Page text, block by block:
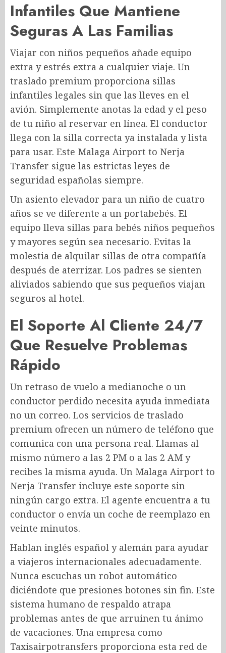
Infantiles Que Mantiene
Seguras A Las Familias
Viajar con niños pequeños añade equipo
extra y estrés extra a cualquier viaje. Un
traslado premium proporciona sillas
infantiles legales sin que las lleves en el
avión. Simplemente anotas la edad y el peso
de tu niño al reservar en línea. El conductor
llega con la silla correcta ya instalada y lista
para usar. Este Malaga Airport to Nerja
Transfer sigue las estrictas leyes de
seguridad españolas siempre.
Un asiento elevador para un niño de cuatro
años se ve diferente a un portabebés. El
equipo lleva sillas para bebés niños pequeños
y mayores según sea necesario. Evitas la
molestia de alquilar sillas de otra compañía
después de aterrizar. Los padres se sienten
aliviados sabiendo que sus pequeños viajan
seguros al hotel.
El Soporte Al Cliente 24/7
Que Resuelve Problemas
Rápido
Un retraso de vuelo a medianoche o un
conductor perdido necesita ayuda inmediata
no un correo. Los servicios de traslado
premium ofrecen un número de teléfono que
comunica con una persona real. Llamas al
mismo número a las 2 PM o a las 2 AM y
recibes la misma ayuda. Un Malaga Airport to
Nerja Transfer incluye este soporte sin
ningún cargo extra. El agente encuentra a tu
conductor o envía un coche de reemplazo en
veinte minutos.
Hablan inglés español y alemán para ayudar
a viajeros internacionales adecuadamente.
Nunca escuchas un robot automático
diciéndote que presiones botones sin fin. Este
sistema humano de respaldo atrapa
problemas antes de que arruinen tu ánimo
de vacaciones. Una empresa como
Taxisairpotransfers proporciona esta red de